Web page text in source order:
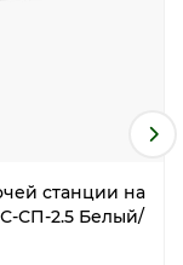
станции на
СП-2.5 Белый/